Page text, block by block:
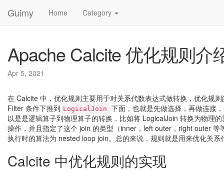
Guimy Home Category
Apache Calcite 优化规则介
Apr 5, 2021
在 Calcite 中，优化规则主要用于对关系代数表达式做转换，优化规
Filter 条件下推到 LogicalJoin
下面，也就是先做选择，再做连接
以是是逻辑算子到物理算子的转换，比如将 LogicalJoin 转换为物理的
操作，并且指定了这个 join 的类型（inner，left outer，right outer
执行时的算法为 nested loop join。总的来说，规则就是用来优化关系
Calcite 中优化规则的实现